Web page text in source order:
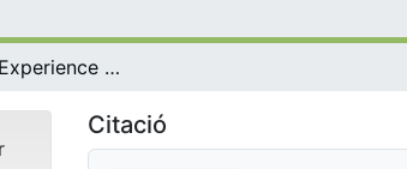
Operational Experience and Performance of the Belle II Pixel Detector
Citació